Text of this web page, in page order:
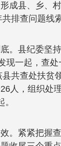
成县、乡、
排查问题线
。县纪委坚
现一起，查
共查处扶贫
人，组织处
。紧紧把握